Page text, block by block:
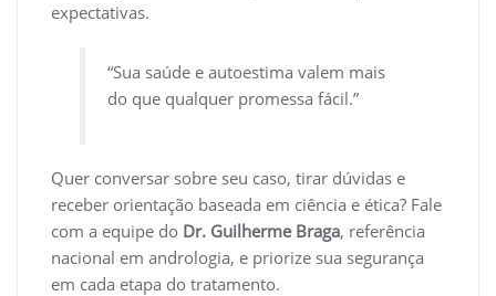
expectativas.
“Sua saúde e autoestima valem mais
do que qualquer promessa fácil.”
Quer conversar sobre seu caso, tirar dúvidas e
receber orientação baseada em ciência e ética? Fale
com a equipe do Dr. Guilherme Braga, referência
nacional em andrologia, e priorize sua segurança
em cada etapa do tratamento.